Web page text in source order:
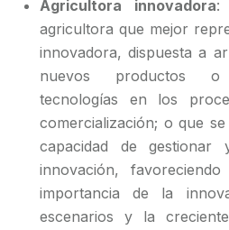
Agricultora innovadora:
agricultora que mejor
innovadora, dispuesta a
nuevos productos o
tecnologías en los
comercialización; o que
capacidad de
innovación,
importancia de la
escenarios y la